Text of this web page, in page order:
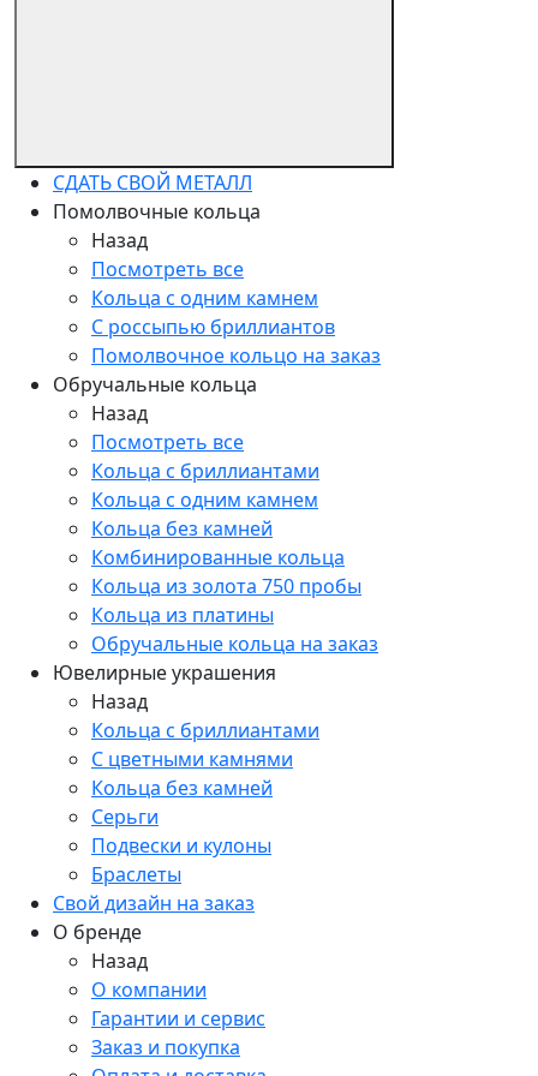
СДАТЬ СВОЙ МЕТАЛЛ
Помолвочные кольца
Назад
Посмотреть все
Кольца с одним камнем
С россыпью бриллиантов
Помолвочное кольцо на заказ
Обручальные кольца
Назад
Посмотреть все
Кольца с бриллиантами
Кольца с одним камнем
Кольца без камней
Комбинированные кольца
Кольца из золота 750 пробы
Кольца из платины
Обручальные кольца на заказ
Ювелирные украшения
Назад
Кольца с бриллиантами
С цветными камнями
Кольца без камней
Серьги
Подвески и кулоны
Браслеты
Свой дизайн на заказ
О бренде
Назад
О компании
Гарантии и сервис
Заказ и покупка